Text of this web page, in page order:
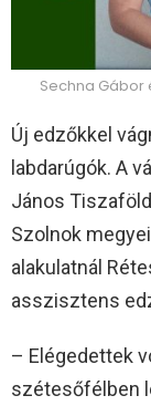
Sechna Gábor
Új edzőkkel
labdarúgók. A
János
Szolnok
alakulatnál
asszisztens
– Elégedettek
szétesőfélben